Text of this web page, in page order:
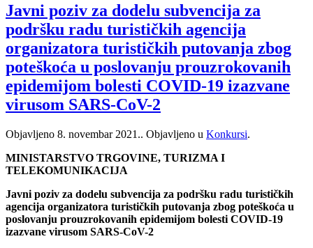
Javni poziv za dodelu subvencija za
podršku radu turističkih agencija
organizatora turističkih putovanja zbog
poteškoća u poslovanju prouzrokovanih
epidemijom bolesti COVID-19 izazvane
virusom SARS-CoV-2
Objavljeno 8. novembar 2021.. Objavljeno u Konkursi.
MINISTARSTVO TRGOVINE, TURIZMA I
TELEKOMUNIKACIJA
Javni poziv za dodelu subvencija za podršku radu turističkih
agencija organizatora turističkih putovanja zbog poteškoća u
poslovanju prouzrokovanih epidemijom bolesti COVID-19
izazvane virusom SARS-CoV-2